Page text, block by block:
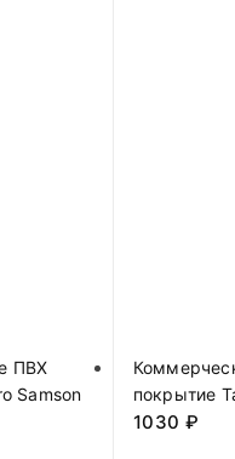
ПВХ
Samson
покрытие
1030₽